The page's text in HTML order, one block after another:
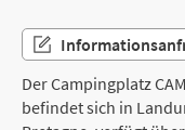
Der Campingplatz
befindet sich in